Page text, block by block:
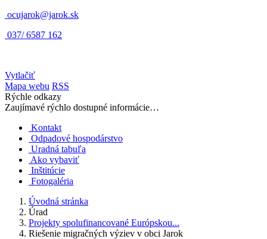
ocujarok@jarok.sk
037/ 6587 162
Vytlačiť
Mapa webu RSS
Rýchle odkazy
Zaujímavé rýchlo dostupné informácie…
Kontakt
Odpadové hospodárstvo
Uradná tabuľa
Ako vybaviť
Inštitúcie
Fotogaléria
Úvodná stránka
Úrad
Projekty spolufinancované Európskou...
Riešenie migračných výziev v obci Jarok